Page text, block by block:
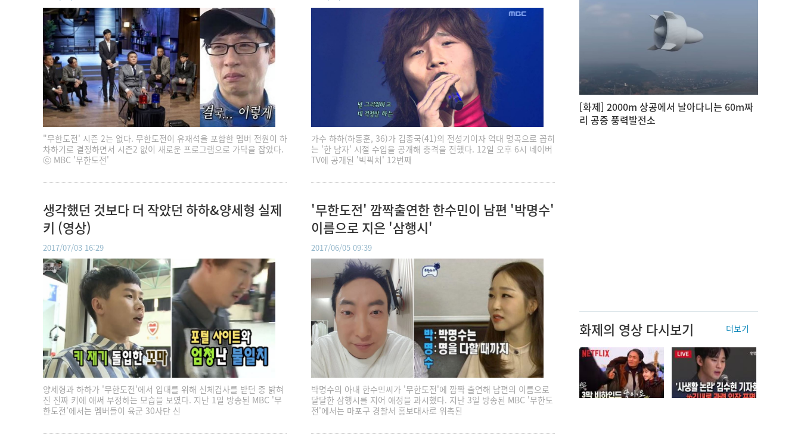
"무한도전' 시즌 2는 없다. 무한도전이 유재석을 포함한 멤버 전원이 하
차하기로 결정하면서 시즌2 없이 새로운 프로그램으로 가닥을 잡았다.
ⓒ MBC '무한도전'
가수 하하(하동훈, 36)가 김종국(41)의 전성기이자 역대 명곡으로 꼽히
는 '한 남자' 시절 수입을 공개해 충격을 전했다. 12일 오후 6시 네이버
TV에 공개된 '빅픽처' 12번째
생각했던 것보다 더 작았던 하하&양세형 실제
키 (영상)
2017/07/03 16:29
양세형과 하하가 '무한도전'에서 입대를 위해 신체검사를 받던 중 밝혀
진 진짜 키에 애써 부정하는 모습을 보였다. 지난 1일 방송된 MBC '무
한도전'에서는 멤버들이 육군 30사단 신
'무한도전' 깜짝출연한 한수민이 남편 '박명수'
이름으로 지은 '삼행시'
2017/06/05 09:39
박명수의 아내 한수민씨가 '무한도전'에 깜짝 출연해 남편의 이름으로
달달한 삼행시를 지어 애정을 과시했다. 지난 3일 방송된 MBC '무한도
전'에서는 마포구 경찰서 홍보대사로 위촉된
[화제] 2000m 상공에서 날아다니는 60m짜
리 공중 풍력발전소
화제의 영상 다시보기 더보기